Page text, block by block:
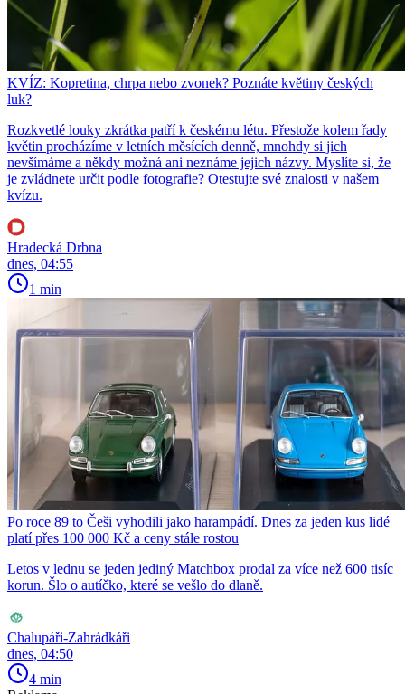
KVÍZ: Kopretina, chrpa nebo zvonek? Poznáte květiny českých
luk?
Rozkvetlé louky zkrátka patří k českému létu. Přestože kolem řady
květin procházíme v letních měsících denně, mnohdy si jich
nevšímáme a někdy možná ani neznáme jejich názvy. Myslíte si, že
je zvládnete určit podle fotografie? Otestujte své znalosti v našem
kvízu.
Hradecká Drbna
dnes, 04:55
1 min
Po roce 89 to Češi vyhodili jako harampádí. Dnes za jeden kus lidé
platí přes 100 000 Kč a ceny stále rostou
Letos v lednu se jeden jediný Matchbox prodal za více než 600 tisíc
korun. Šlo o autíčko, které se vešlo do dlaně.
Chalupáři-Zahrádkáři
dnes, 04:50
4 min